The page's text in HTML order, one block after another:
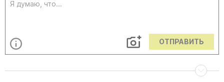
ОТПРАВИТЬ